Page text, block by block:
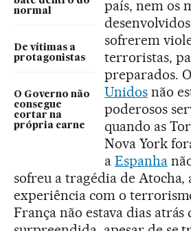
normal
De vítimas a
protagonistas
O Governo não
consegue
cortar na
própria carne
país, nem os
sofrerem
terroristas,
preparados.
Unidosnão
poderosos
quando as
Nova York
a Espanha
sofreu a tragédia de Atocha,
experiência com o
França não estava dias atrás